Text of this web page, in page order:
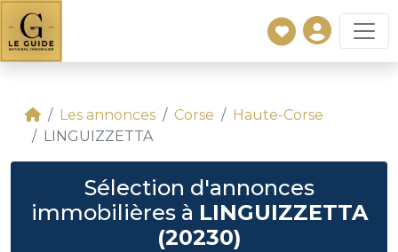
Les annonces Corse
Haute-Corse
LINGUIZZETTA
Sélection d'annonces
immobilières à LINGUIZZETTA
(20230)